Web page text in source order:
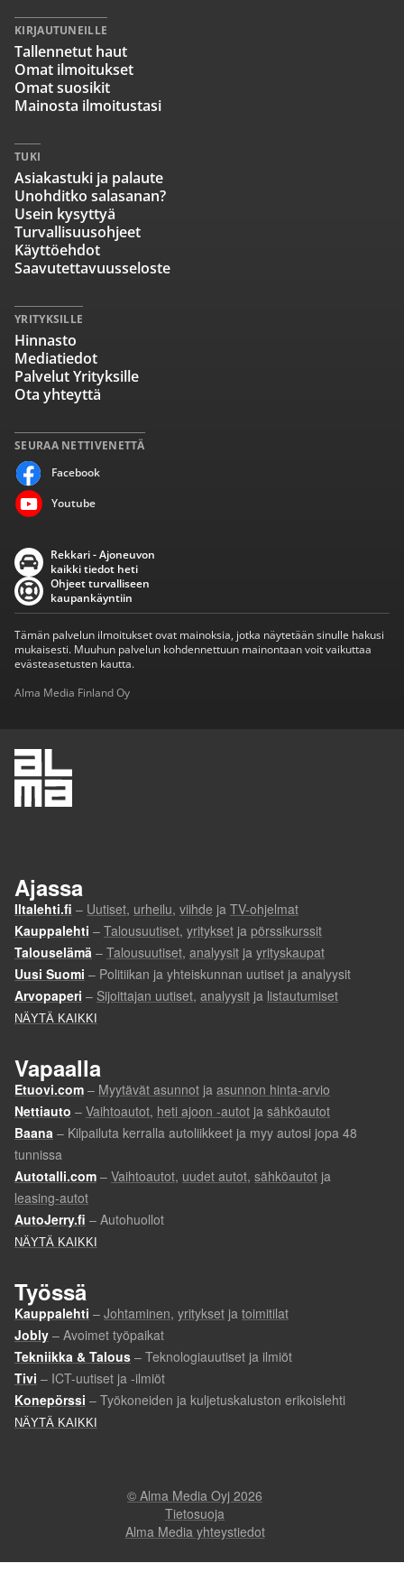
SEURAA NETTIVENETTÄ
Facebook
Youtube
KIRJAUTUNEILLE
Tallennetut haut
Omat ilmoitukset
Omat suosikit
Mainosta ilmoitustasi
TUKI
Asiakastuki ja palaute
Unohditko salasanan?
Usein kysyttyä
Turvallisuusohjeet
Käyttöehdot
Saavutettavuusseloste
YRITYKSILLE
Hinnasto
Mediatiedot
Palvelut Yrityksille
Ota yhteyttä
Rekkari - Ajoneuvon
kaikki tiedot heti
Ohjeet turvalliseen
kaupankäyntiin
Tämän palvelun ilmoitukset ovat mainoksia, jotka näytetään sinulle hakusi
mukaisesti. Muuhun palvelun kohdennettuun mainontaan voit vaikuttaa
evästeasetusten kautta.
Alma Media Finland Oy